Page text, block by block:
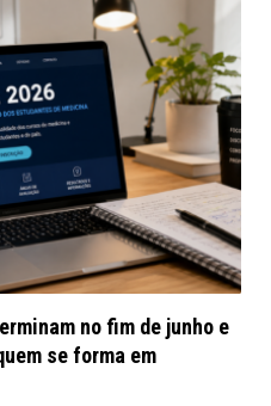
no fim de junho e
se forma em